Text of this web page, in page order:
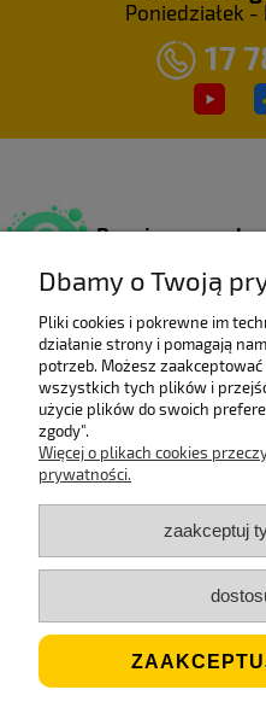
Poniedziałek -
17
Bezpieczne
Wieloletni
rankingu e-Gazele
Wysyłka z Polski
Gwarancją szybkiej
Jesteśmy ECO
Stosujemy
Dbamy o Twoją
Pliki cookies i pokrewne im
działanie strony i pomagają
potrzeb. Możesz
wszystkich tych plików i
użycie plików do swoich
zgody".
Więcej o plikach cookies
prywatności.
zaakceptuj